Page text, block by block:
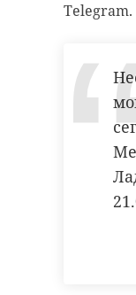
Telegram.